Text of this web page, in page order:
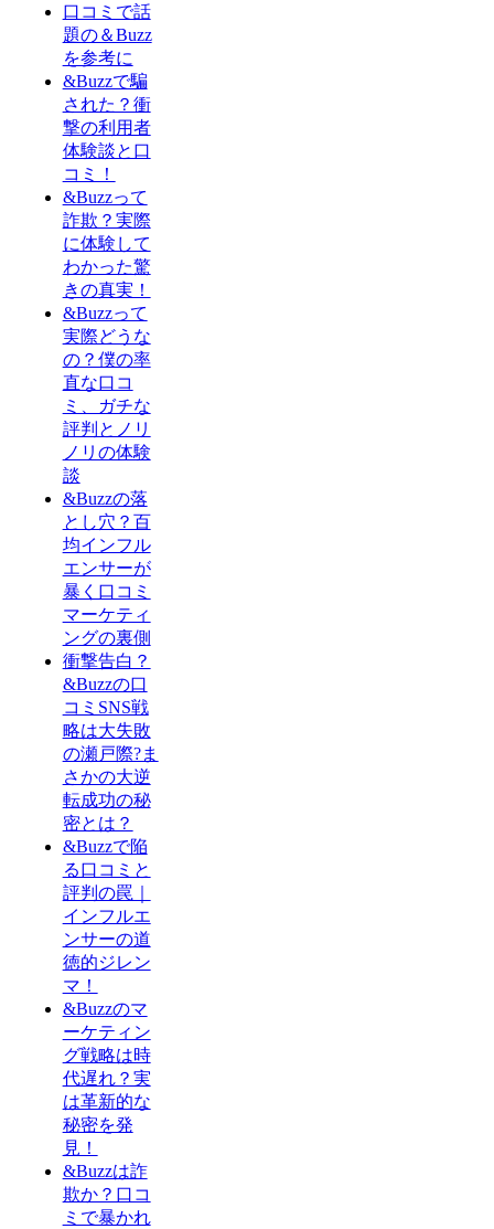
口コミで話
題の＆Buzz
を参考に
&Buzzで騙
された？衝
撃の利用者
体験談と口
コミ！
&Buzzって
詐欺？実際
に体験して
わかった驚
きの真実！
&Buzzって
実際どうな
の？僕の率
直な口コ
ミ、ガチな
評判とノリ
ノリの体験
談
&Buzzの落
とし穴？百
均インフル
エンサーが
暴く口コミ
マーケティ
ングの裏側
衝撃告白？
&Buzzの口
コミSNS戦
略は大失敗
の瀬戸際?ま
さかの大逆
転成功の秘
密とは？
&Buzzで陥
る口コミと
評判の罠｜
インフルエ
ンサーの道
徳的ジレン
マ！
&Buzzのマ
ーケティン
グ戦略は時
代遅れ？実
は革新的な
秘密を発
見！
&Buzzは詐
欺か？口コ
ミで暴かれ